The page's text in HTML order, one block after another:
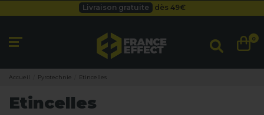
Besoin d'un devis pro ?
Cliquez ici
Besoin d'un devis pro ? Cliquez ici
Livraison gratuite dès 49
0
Accueil Pyrotechnie Etincelles
Etincelles